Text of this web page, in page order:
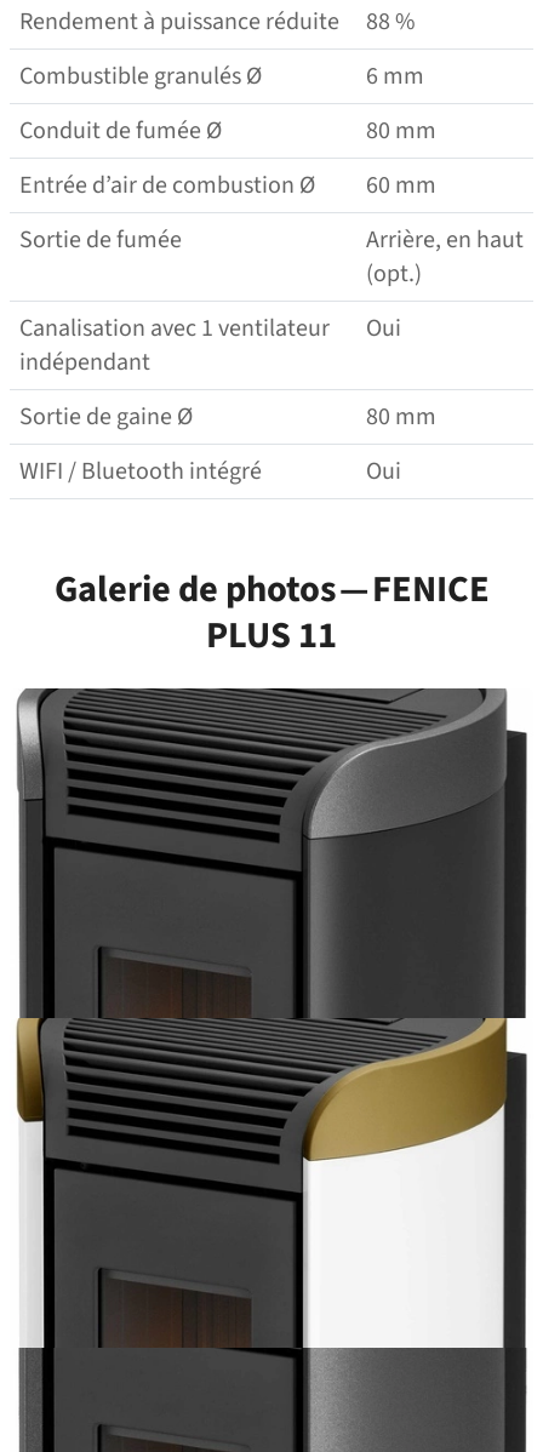
Rendement à puissance réduite
88 %
Combustible granulés Ø
6 mm
Conduit de fumée Ø
80 mm
Entrée d’air de combustion Ø
60 mm
Sortie de fumée
Arrière, en haut
(opt.)
Canalisation avec 1 ventilateur
indépendant
Oui
Sortie de gaine Ø
80 mm
WIFI / Bluetooth intégré
Oui
Galerie de photos — FENICE
PLUS 11